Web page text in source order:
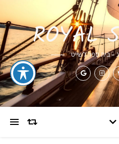
ROYAL
– בית ספר לשייט